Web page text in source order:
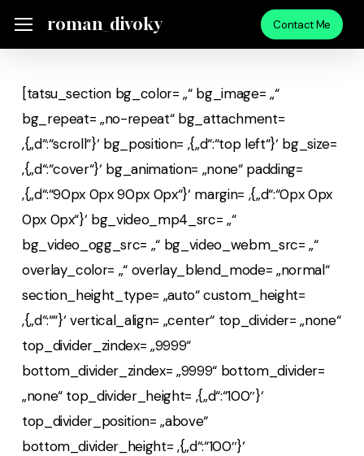
content
Menuroman_divoky Contact Me
[tatsu_section bg_color= „“ bg_image= „“
bg_repeat= „no-repeat“ bg_attachment=
‚{„d“:“scroll“}‘ bg_position= ‚{„d“:“top left“}‘ bg_size=
‚{„d“:“cover“}‘ bg_animation= „none“ padding=
‚{„d“:“90px 0px 90px 0px“}‘ margin= ‚{„d“:“0px 0px
0px 0px“}‘ bg_video_mp4_src= „“
bg_video_ogg_src= „“ bg_video_webm_src= „“
overlay_color= „“ overlay_blend_mode= „normal“
section_height_type= „auto“ custom_height=
‚{„d“:““}‘ vertical_align= „center“ top_divider= „none“
top_divider_zindex= „9999“
bottom_divider_zindex= „9999“ bottom_divider=
„none“ top_divider_height= ‚{„d“:“100″}‘
top_divider_position= „above“
bottom_divider_height= ‚{„d“:“100″}‘